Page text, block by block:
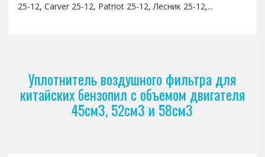
25-12, Carver 25-12, Patriot 25-12, Лесник 25-12,...
Уплотнитель воздушного фильтра для
китайских бензопил с объемом двигателя
45см3, 52см3 и 58см3